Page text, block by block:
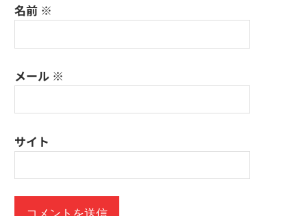
名前 ※
メール ※
サイト